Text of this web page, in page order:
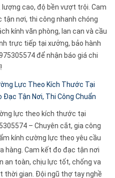
cao, độ bền vượt trội. Cam
nơi, thi công nhanh chóng
kính văn phòng, lan can và cầu
trực tiếp tại xưởng, bảo hành
để nhận báo giá chi
Lực Theo Kích Thước Tại
Đạc Tận Nơi, Thi Công Chuẩn
lực theo kích thước tại
– Chuyên cắt, gia công
kính cường lực theo yêu cầu
hàng. Cam kết đo đạc tận nơi
an toàn, chịu lực tốt, chống va
thời gian. Đội ngũ thợ tay nghề